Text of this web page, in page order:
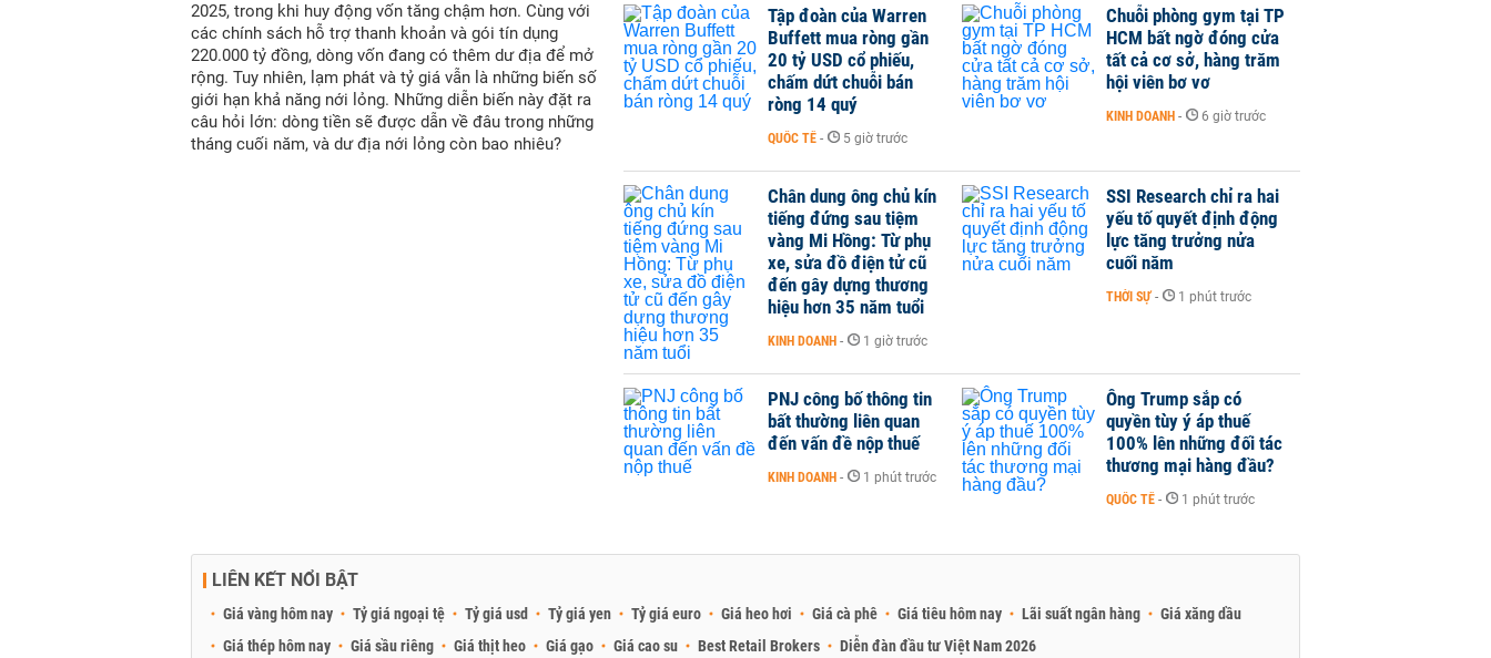
2025, trong khi huy động vốn tăng chậm hơn. Cùng với
các chính sách hỗ trợ thanh khoản và gói tín dụng
220.000 tỷ đồng, dòng vốn đang có thêm dư địa để mở
rộng. Tuy nhiên, lạm phát và tỷ giá vẫn là những biến số
giới hạn khả năng nới lỏng. Những diễn biến này đặt ra
câu hỏi lớn: dòng tiền sẽ được dẫn về đâu trong những
tháng cuối năm, và dư địa nới lỏng còn bao nhiêu?
Tập đoàn của Warren
Buffett mua ròng gần
20 tỷ USD cổ phiếu,
chấm dứt chuỗi bán
ròng 14 quý
QUỐC TẾ - 5 giờ trước
Chuỗi phòng gym tại TP
HCM bất ngờ đóng cửa
tất cả cơ sở, hàng trăm
hội viên bơ vơ
KINH DOANH - 6 giờ trước
Chân dung ông chủ kín
tiếng đứng sau tiệm
vàng Mi Hồng: Từ phụ
xe, sửa đồ điện tử cũ
đến gây dựng thương
hiệu hơn 35 năm tuổi
KINH DOANH - 1 giờ trước
SSI Research chỉ ra hai
yếu tố quyết định động
lực tăng trưởng nửa
cuối năm
THỜI SỰ - 1 phút trước
PNJ công bố thông tin
bất thường liên quan
đến vấn đề nộp thuế
KINH DOANH - 1 phút trước
Ông Trump sắp có
quyền tùy ý áp thuế
100% lên những đối tác
thương mại hàng đầu?
QUỐC TẾ - 1 phút trước
LIÊN KẾT NỔI BẬT
Giá vàng hôm nay Tỷ giá ngoại tệ Tỷ giá usd Tỷ giá yen Tỷ giá euro Giá heo hơi Giá cà phê Giá tiêu hôm nay Lãi suất ngân hàng
Giá xăng dầu
Giá thép hôm nay
Giá sầu riêng Giá thịt heo Giá gạo Giá cao su Best Retail Brokers Diễn đàn đầu tư Việt Nam 2026